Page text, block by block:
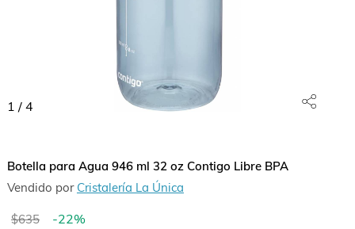
1 / 4
Botella para Agua 946 ml 32 oz Contigo Libre BPA
Vendido por Cristalería La Única
$635 -22%